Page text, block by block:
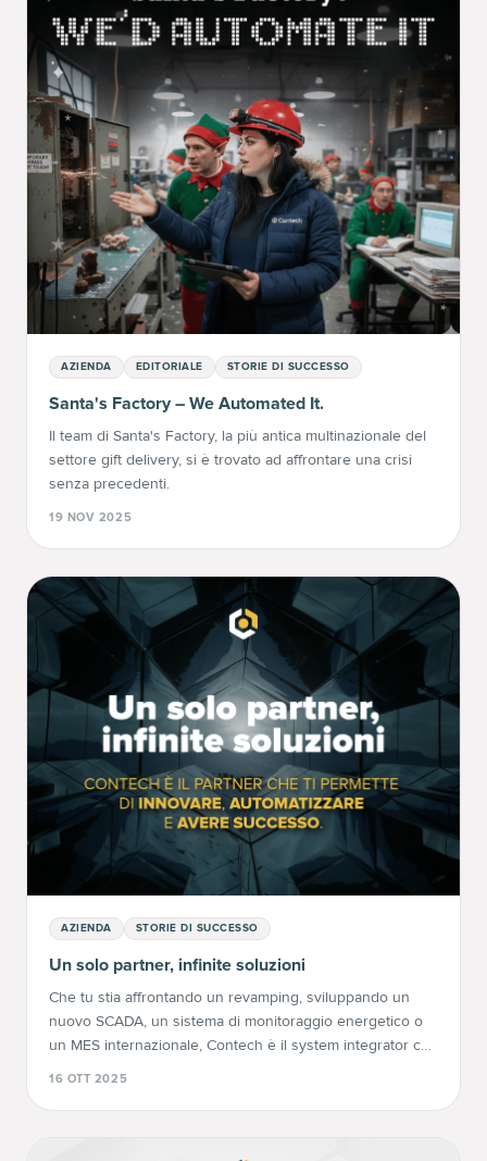
AZIENDA EDITORIALE STORIE DI SUCCESSO
Santa's Factory – We Automated It.
Il team di Santa's Factory, la più antica multinazionale del
settore gift delivery, si è trovato ad affrontare una crisi
senza precedenti.
19 NOV 2025
AZIENDA STORIE DI SUCCESSO
Un solo partner, infinite soluzioni
Che tu stia affrontando un revamping, sviluppando un
nuovo SCADA, un sistema di monitoraggio energetico o
un MES internazionale, Contech è il system integrator che
16 OTT 2025